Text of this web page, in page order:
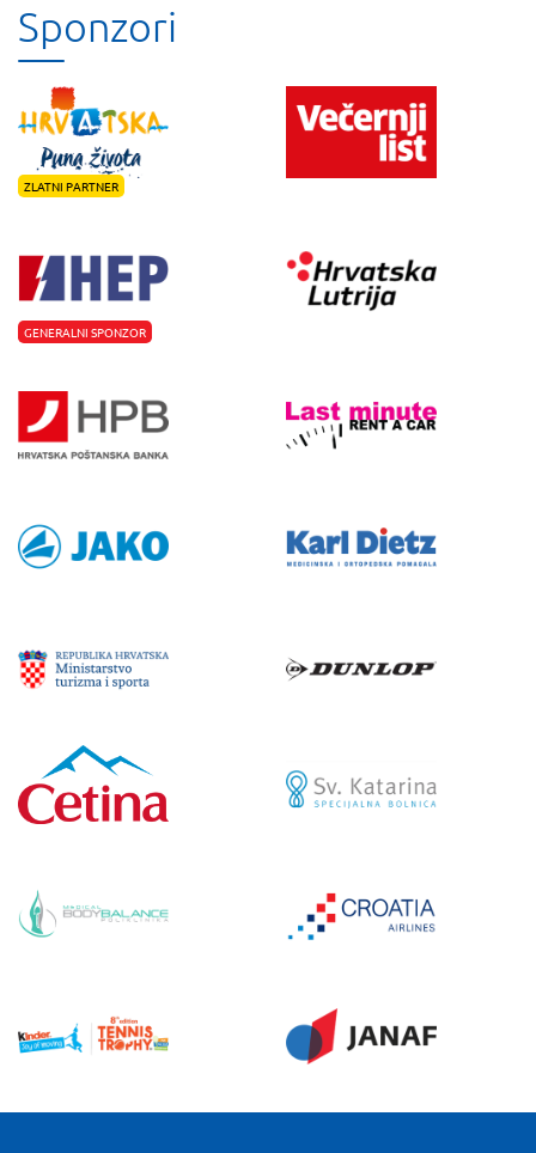
Sponzori
ZLATNI PARTNER
GENERALNI SPONZOR